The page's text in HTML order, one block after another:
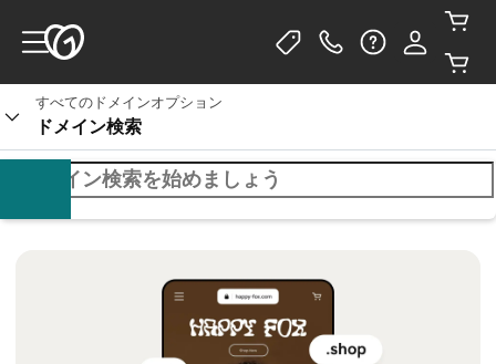
すべてのドメインオプション
ドメイン検索